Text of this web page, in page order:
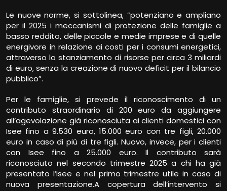
Le nuove norme, si sottolinea, ”potenziano e ampliano
per il 2025 i meccanismi di protezione delle famiglie a
basso reddito, delle piccole e medie imprese e di quelle
energivore in relazione ai costi per i consumi energetici,
attraverso lo stanziamento di risorse per circa 3 miliardi
di euro, senza la creazione di nuovo deficit per il bilancio
pubblico”.
Per le famiglie, si prevede il riconoscimento di un
contributo straordinario di 200 euro da aggiungere
all’agevolazione già riconosciuta ai clienti domestici con
Isee fino a 9.530 euro, 15.000 euro con tre figli, 20.000
euro in caso di più di tre figli. Nuovo, invece, per i clienti
con Isee fino a 25.000 euro. Il contributo sarà
riconosciuto nel secondo trimestre 2025 a chi ha già
presentato l’Isee e nel primo trimestre utile in caso di
nuova presentazione.A copertura dell’intervento si